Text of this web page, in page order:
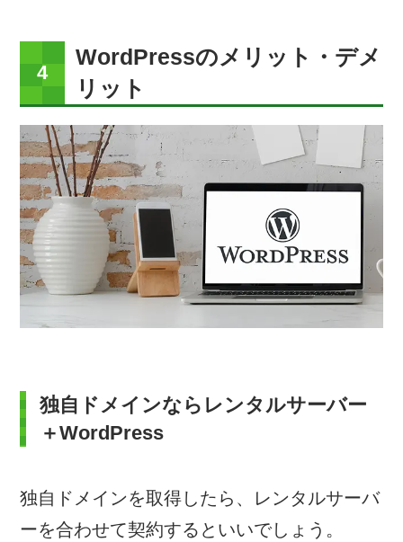
WordPressのメリット・デメ
リット
独自ドメインならレンタルサーバー
＋WordPress
独自ドメインを取得したら、レンタルサーバ
ーを合わせて契約するといいでしょう。